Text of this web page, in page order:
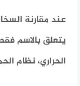
عند مقارنة
يتعلق بالاسم
الحراري، نظام